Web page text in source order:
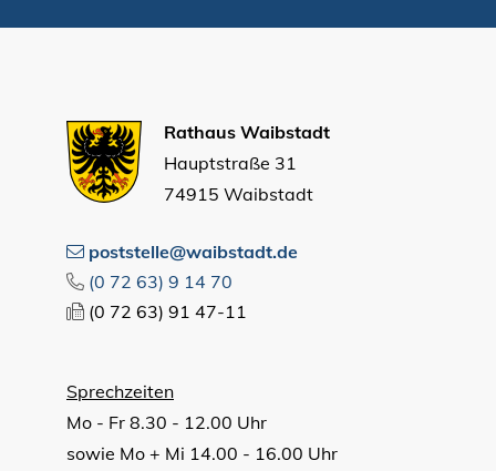
Rathaus Waibstadt
Hauptstraße 31
74915 Waibstadt
poststelle@waibstadt.de
(0 72 63) 9 14 70
(0 72 63) 91 47-11
Sprechzeiten
Mo - Fr 8.30 - 12.00 Uhr
sowie Mo + Mi 14.00 - 16.00 Uhr